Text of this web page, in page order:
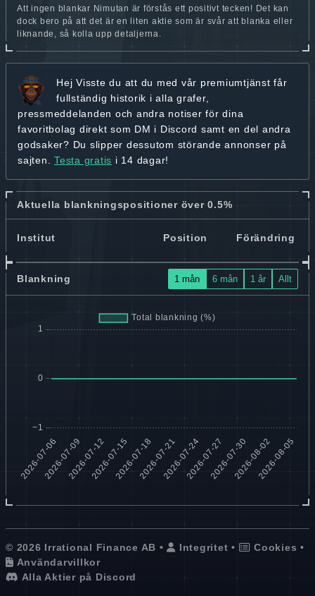
Att ingen blankar Nimutan är förstås ett positivt tecken! Det kan
dock bero på att det är en liten aktie som är svår att blanka eller
liknande, så kolla upp detaljerna.
Hej Visste du att du med vår premiumtjänst får
fullständig historik i alla grafer,
pressmeddelanden och andra notiser för dina
favoritbolag direkt som DM i Discord samt en del andra
godsaker? Du slipper dessutom störande annonser på
sajten. Testa gratis i 14 dagar!
Aktuella blankningspositioner över 0.5%
Institut Position Förändring
Blankning 1 mån 6 mån 1 år Allt
© 2026 Irrational Finance AB • Integritet • Cookies •
Användarvillkor
Alla Aktier på Discord